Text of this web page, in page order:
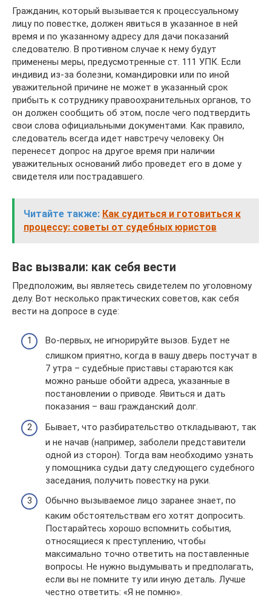
Гражданин, который вызывается к процессуальному
лицу по повестке, должен явиться в указанное в ней
время и по указанному адресу для дачи показаний
следователю. В противном случае к нему будут
применены меры, предусмотренные ст. 111 УПК. Если
индивид из-за болезни, командировки или по иной
уважительной причине не может в указанный срок
прибыть к сотруднику правоохранительных органов, то
он должен сообщить об этом, после чего подтвердить
свои слова официальными документами. Как правило,
следователь всегда идет навстречу человеку. Он
перенесет допрос на другое время при наличии
уважительных оснований либо проведет его в доме у
свидетеля или пострадавшего.
Читайте также: Как судиться и готовиться к
процессу: советы от судебных юристов
Вас вызвали: как себя вести
Предположим, вы являетесь свидетелем по уголовному
делу. Вот несколько практических советов, как себя
вести на допросе в суде:
Во-первых, не игнорируйте вызов. Будет не
слишком приятно, когда в вашу дверь постучат в
7 утра – судебные приставы стараются как
можно раньше обойти адреса, указанные в
постановлении о приводе. Явиться и дать
показания – ваш гражданский долг.
Бывает, что разбирательство откладывают, так
и не начав (например, заболели представители
одной из сторон). Тогда вам необходимо узнать
у помощника судьи дату следующего судебного
заседания, получить повестку на руки.
Обычно вызываемое лицо заранее знает, по
каким обстоятельствам его хотят допросить.
Постарайтесь хорошо вспомнить события,
относящиеся к преступлению, чтобы
максимально точно ответить на поставленные
вопросы. Не нужно выдумывать и предполагать,
если вы не помните ту или иную деталь. Лучше
честно ответить: «Я не помню».